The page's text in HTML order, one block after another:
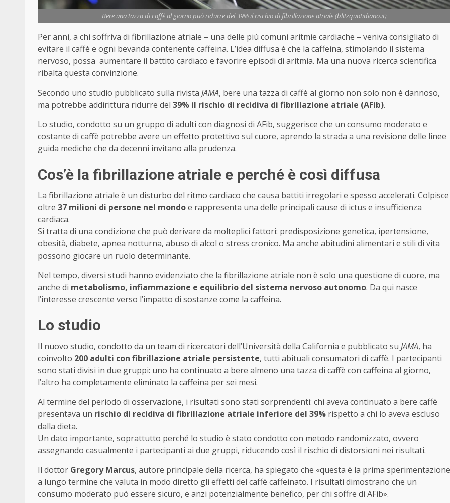
Bere una tazza di caffè al giorno può ridurre del 39% il rischio di fibrillazione atriale (blitzquotidiano.it)
Per anni, a chi soffriva di fibrillazione atriale – una delle più comuni aritmie cardiache – veniva consigliato di
evitare il caffè e ogni bevanda contenente caffeina. L’idea diffusa è che la caffeina, stimolando il sistema
nervoso, possa aumentare il battito cardiaco e favorire episodi di aritmia. Ma una nuova ricerca scientifica
ribalta questa convinzione.
Secondo uno studio pubblicato sulla rivista JAMA, bere una tazza di caffè al giorno non solo non è dannoso,
ma potrebbe addirittura ridurre del 39% il rischio di recidiva di fibrillazione atriale (AFib).
Lo studio, condotto su un gruppo di adulti con diagnosi di AFib, suggerisce che un consumo moderato e
costante di caffè potrebbe avere un effetto protettivo sul cuore, aprendo la strada a una revisione delle linee
guida mediche che da decenni invitano alla prudenza.
Cos’è la fibrillazione atriale e perché è così diffusa
La fibrillazione atriale è un disturbo del ritmo cardiaco che causa battiti irregolari e spesso accelerati. Colpisce
oltre 37 milioni di persone nel mondoe rappresenta una delle principali cause di ictus e insufficienza
cardiaca.
Si tratta di una condizione che può derivare da molteplici fattori: predisposizione genetica, ipertensione,
obesità, diabete, apnea notturna, abuso di alcol o stress cronico. Ma anche abitudini alimentari e stili di vita
possono giocare un ruolo determinante.
Nel tempo, diversi studi hanno evidenziato che la fibrillazione atriale non è solo una questione di cuore, ma
anche di metabolismo, infiammazione e equilibrio del sistema nervoso autonomo. Da qui nasce
l’interesse crescente verso l’impatto di sostanze come la caffeina.
Lo studio
Il nuovo studio, condotto da un team di ricercatori dell’Università della California e pubblicato su JAMA, ha
coinvolto 200 adulti con fibrillazione atriale persistente, tutti abituali consumatori di caffè. I partecipanti
sono stati divisi in due gruppi: uno ha continuato a bere almeno una tazza di caffè con caffeina al giorno,
l’altro ha completamente eliminato la caffeina per sei mesi.
Al termine del periodo di osservazione, i risultati sono stati sorprendenti: chi aveva continuato a bere caffè
presentava un rischio di recidiva di fibrillazione atriale inferiore del 39% rispetto a chi lo aveva escluso
dalla dieta.
Un dato importante, soprattutto perché lo studio è stato condotto con metodo randomizzato, ovvero
assegnando casualmente i partecipanti ai due gruppi, riducendo così il rischio di distorsioni nei risultati.
Il dottor Gregory Marcus, autore principale della ricerca, ha spiegato che «questa è la prima sperimentazione
a lungo termine che valuta in modo diretto gli effetti del caffè caffeinato. I risultati dimostrano che un
consumo moderato può essere sicuro, e anzi potenzialmente benefico, per chi soffre di AFib».